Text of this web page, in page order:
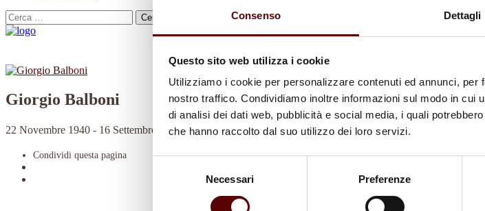
Consenso Dettagli
Questo sito web utilizza i cookie
Utilizziamo i cookie per personalizzare contenuti ed annunci,
nostro traffico. Condividiamo inoltre informazioni sul modo in
di analisi dei dati web, pubblicità e social media, i quali
che hanno raccolto dal suo utilizzo dei loro servizi.
Necessari Preferenze
Cerca
per:
Giorgio Balboni
22 Novembre 1940 - 16 Settembre 2022
Condividi questa pagina